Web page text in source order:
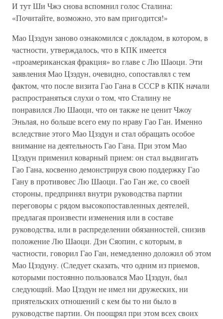
И тут Ши Чжэ снова вспомнил голос Сталина:
«Почитайте, возможно, это вам пригодится!»
Мао Цзэдун заново ознакомился с докладом, в котором, в
частности, утверждалось, что в КПК имеется
«проамериканская фракция» во главе с Лю Шаоци. Эти
заявления Мао Цзэдун, очевидно, сопоставлял с тем
фактом, что после визита Гао Гана в СССР в КПК начали
распространяться слухи о том, что Сталину не
понравился Лю Шаоци, что он также не ценит Чжоу
Эньлая, но больше всего ему по нраву Гао Ган. Именно
вследствие этого Мао Цзэдун и стал обращать особое
внимание на деятельность Гао Гана. При этом Мао
Цзэдун применил коварный прием: он стал выдвигать
Гао Гана, косвенно демонстрируя свою поддержку Гао
Гану в противовес Лю Шаоци. Гао Ган же, со своей
стороны, предпринял внутри руководства партии
переговоры с рядом высокопоставленных деятелей,
предлагая произвести изменения или в составе
руководства, или в распределении обязанностей, снизив
положение Лю Шаоци. Дэн Сяопин, с которым, в
частности, говорил Гао Ган, немедленно доложил об этом
Мао Цзэдуну. (Следует сказать, что одним из приемов,
которыми постоянно пользовался Мао Цзэдун, был
следующий. Мао Цзэдун не имел ни дружеских, ни
приятельских отношений с кем бы то ни было в
руководстве партии. Он поощрял при этом всех своих